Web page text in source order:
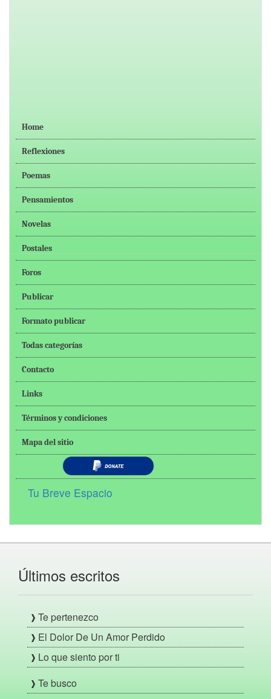
Home
Reflexiones
Poemas
Pensamientos
Novelas
Postales
Foros
Publicar
Formato publicar
Todas categorías
Contacto
Links
Términos y condiciones
Mapa del sitio
Tu Breve Espacio
Últimos escritos
Te pertenezco
El Dolor De Un Amor Perdido
Lo que siento por ti
Te busco